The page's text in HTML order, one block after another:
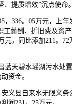
提质增效”沉点使命。
。05万元，上年
工薪酬、折旧费及资
元，同比添加211。
碧水瑶湖污水处置
资金。
县自来水无限义务公